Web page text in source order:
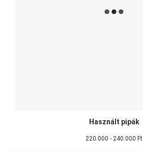
Használt pipák
220.000 - 240.000 Ft